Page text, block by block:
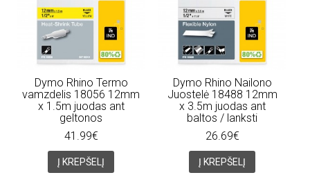
Dymo Rhino Termo
vamzdelis 18056 12mm
x 1.5m juodas ant
geltonos
41.99€
Į KREPŠELĮ
Dymo Rhino Nailono
Juostelė 18488 12mm
x 3.5m juodas ant
baltos / lanksti
26.69€
Į KREPŠELĮ